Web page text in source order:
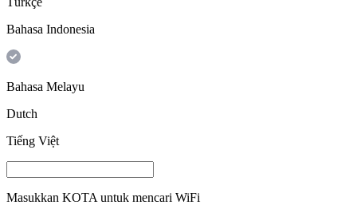
Bahasa Indonesia
Bahasa Melayu
Dutch
Tiếng Việt
Masukkan KOTA untuk mencari WiFi